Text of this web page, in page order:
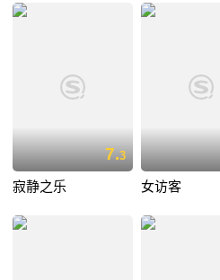
7.3
寂静之乐 女访客